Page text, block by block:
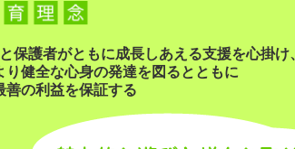
護者がともに成長しあえる支援を心掛け、
健全な心身の発達を図るとともに
善の利益を保証する